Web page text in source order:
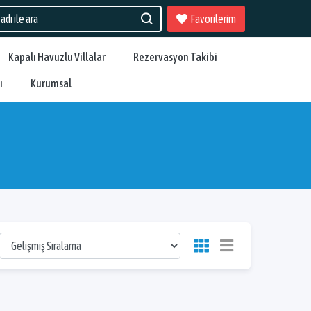
Favorilerim
Kapalı Havuzlu Villalar Rezervasyon Takibi
Kurumsal